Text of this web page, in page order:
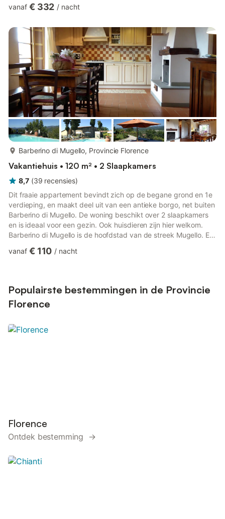
allerlei winkels en diensten vindt. In deze hoek van het paradijs
zonnen bij het zwembad, een boek lezen in de schaduw van de
bomen, leuke barbecues organiseren op de gemetselde
barbecue en daarna eten in...
vanaf € 332 / nacht
Barberino di Mugello, Provincie Florence
Vakantiehuis • 120 m² • 2 Slaapkamers
8,7 (39 recensies)
Dit fraaie appartement bevindt zich op de begane grond en 1e
verdieping, en maakt deel uit van een antieke borgo, net buiten
Barberino di Mugello. De woning beschikt over 2 slaapkamers
en is ideaal voor een gezin. Ook huisdieren zijn hier welkom.
Barberino di Mugello is de hoofdstad van de streek Mugello. Er
je van het meer van Bilancino (7 km)? Ideaal voor een dagje
prachtige wandelingen en fietstochten maken! Op d...
vanaf € 110 / nacht
Populairste bestemmingen in de Provincie
Florence
Florence
Ontdek bestemming →